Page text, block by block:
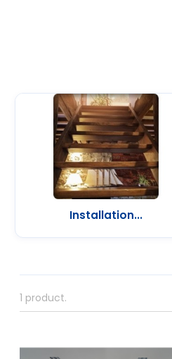
Installation...
1 product.